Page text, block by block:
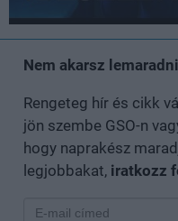
Nem akarsz
Rengeteg hír és cikk
jön szembe GSO-n
hogy naprakész
legjobbakat, iratkozz